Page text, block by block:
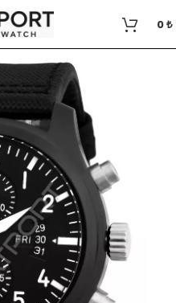
0₺